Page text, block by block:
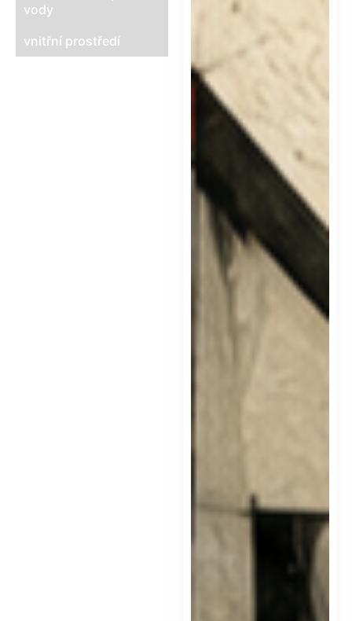
vody
vnitřní prostředí